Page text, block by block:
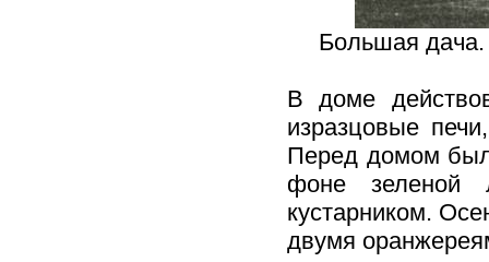
Большая дача.
В доме
изразцовые
Перед домом
фоне зеленой
кустарником.
двумя